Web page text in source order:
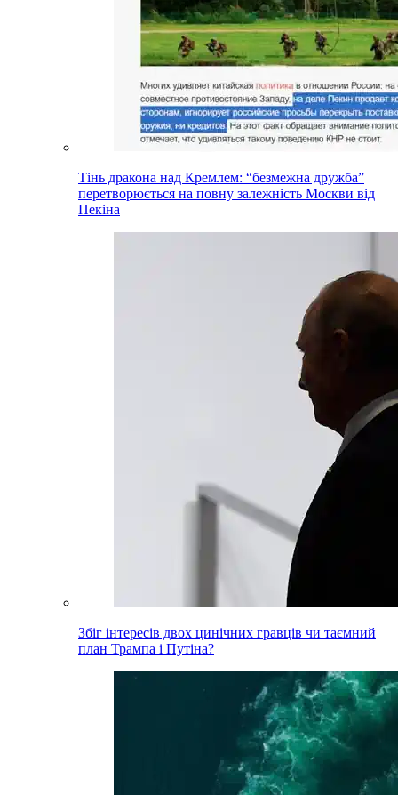
Тінь дракона над Кремлем: “безмежна дружба”
перетворюється на повну залежність Москви від
Пекіна
Збіг інтересів двох цинічних гравців чи таємний
план Трампа і Путіна?